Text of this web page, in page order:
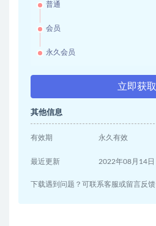
普通
会员
永久会员
立即获取
其他信息
有效期 永久有效
最近更新 2022年08月14日
下载遇到问题？可联系客服或留言反馈